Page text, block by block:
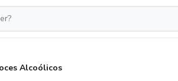
Alcoólicos